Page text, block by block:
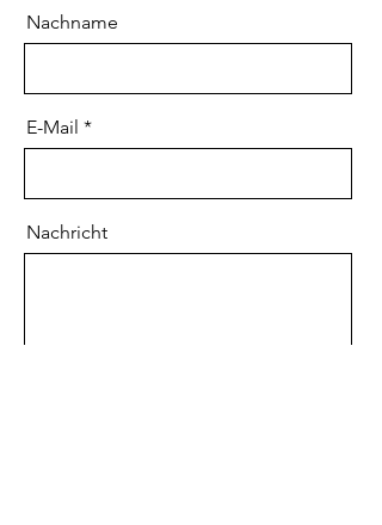
Nachname
E-Mail
Nachricht